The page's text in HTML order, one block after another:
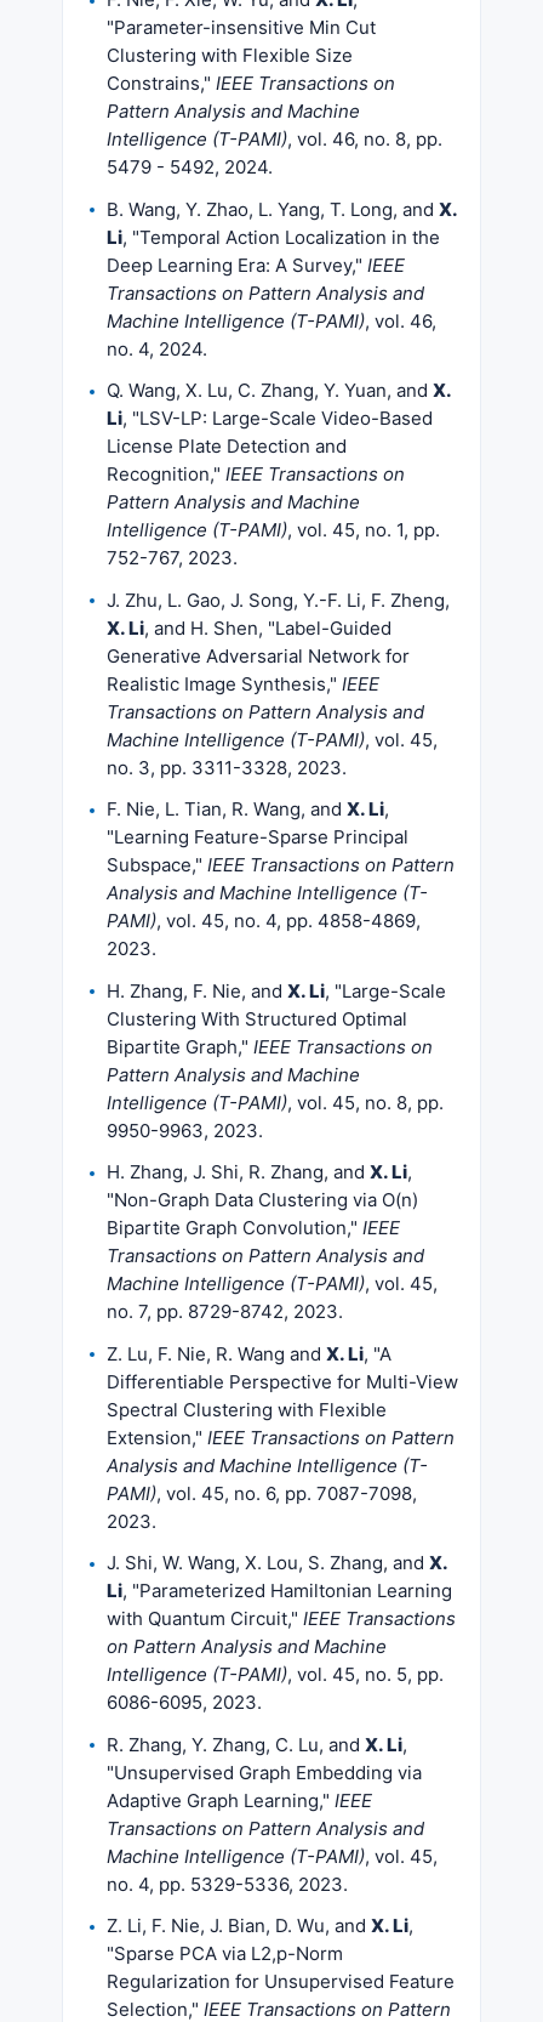
"Parameter-insensitive Min Cut
Clustering with Flexible Size
Constrains," IEEE Transactions on
Pattern Analysis and Machine
Intelligence (T-PAMI), vol. 46, no. 8, pp.
5479 - 5492, 2024.
B. Wang, Y. Zhao, L. Yang, T. Long, and X.
Li, "Temporal Action Localization in the
Deep Learning Era: A Survey," IEEE
Transactions on Pattern Analysis and
Machine Intelligence (T-PAMI), vol. 46,
no. 4, 2024.
Q. Wang, X. Lu, C. Zhang, Y. Yuan, and X.
Li, "LSV-LP: Large-Scale Video-Based
License Plate Detection and
Recognition," IEEE Transactions on
Pattern Analysis and Machine
Intelligence (T-PAMI), vol. 45, no. 1, pp.
752-767, 2023.
J. Zhu, L. Gao, J. Song, Y.-F. Li, F. Zheng,
X. Li, and H. Shen, "Label-Guided
Generative Adversarial Network for
Realistic Image Synthesis," IEEE
Transactions on Pattern Analysis and
Machine Intelligence (T-PAMI), vol. 45,
no. 3, pp. 3311-3328, 2023.
F. Nie, L. Tian, R. Wang, and X. Li,
"Learning Feature-Sparse Principal
Subspace," IEEE Transactions on Pattern
Analysis and Machine Intelligence (T-
PAMI), vol. 45, no. 4, pp. 4858-4869,
2023.
H. Zhang, F. Nie, and X. Li, "Large-Scale
Clustering With Structured Optimal
Bipartite Graph," IEEE Transactions on
Pattern Analysis and Machine
Intelligence (T-PAMI), vol. 45, no. 8, pp.
9950-9963, 2023.
H. Zhang, J. Shi, R. Zhang, and X. Li,
"Non-Graph Data Clustering via O(n)
Bipartite Graph Convolution," IEEE
Transactions on Pattern Analysis and
Machine Intelligence (T-PAMI), vol. 45,
no. 7, pp. 8729-8742, 2023.
Z. Lu, F. Nie, R. Wang and X. Li, "A
Differentiable Perspective for Multi-View
Spectral Clustering with Flexible
Extension," IEEE Transactions on Pattern
Analysis and Machine Intelligence (T-
PAMI), vol. 45, no. 6, pp. 7087-7098,
2023.
J. Shi, W. Wang, X. Lou, S. Zhang, and X.
Li, "Parameterized Hamiltonian Learning
with Quantum Circuit," IEEE Transactions
on Pattern Analysis and Machine
Intelligence (T-PAMI), vol. 45, no. 5, pp.
6086-6095, 2023.
R. Zhang, Y. Zhang, C. Lu, and X. Li,
"Unsupervised Graph Embedding via
Adaptive Graph Learning," IEEE
Transactions on Pattern Analysis and
Machine Intelligence (T-PAMI), vol. 45,
no. 4, pp. 5329-5336, 2023.
Z. Li, F. Nie, J. Bian, D. Wu, and X. Li,
"Sparse PCA via L2,p-Norm
Regularization for Unsupervised Feature
Selection," IEEE Transactions on Pattern